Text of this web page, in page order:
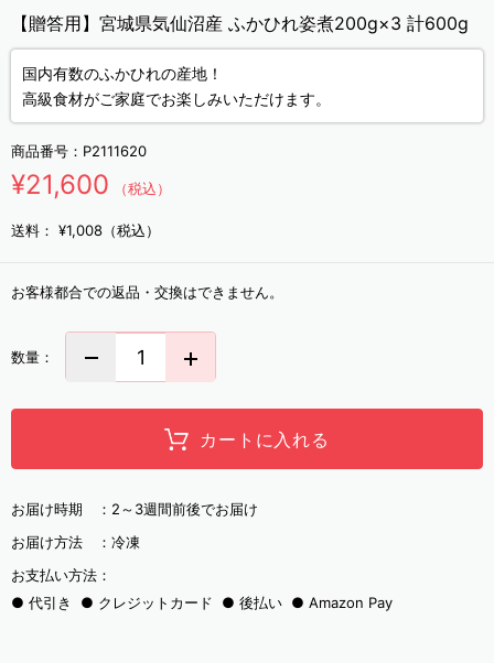
【贈答用】宮城県気仙沼産 ふかひれ姿煮200g×3 計600g
国内有数のふかひれの産地！
高級食材がご家庭でお楽しみいただけます。
商品番号： P2111620
¥21,600 （税込）
送料： ¥1,008（税込）
お客様都合での返品・交換はできません。
数量：
カートに入れる
お届け時期 ： 2～3週間前後でお届け
お届け方法 ： 冷凍
お支払い方法：
代引き
クレジットカード 後払い Amazon Pay